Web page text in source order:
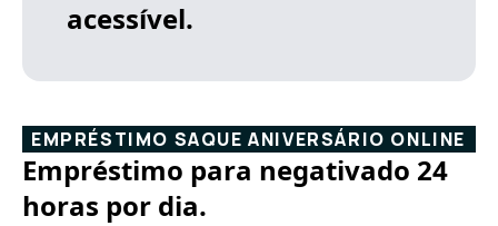
acessível.
EMPRÉSTIMO SAQUE ANIVERSÁRIO ONLINE
Empréstimo para negativado 24
horas por dia.